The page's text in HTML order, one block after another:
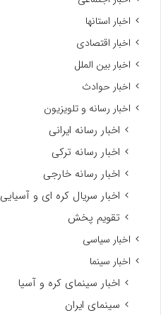
اخبار استانها
اخبار اقتصادی
اخبار بین الملل
اخبار حوادث
اخبار رسانه و تلویزیون
اخبار رسانه ایرانی
اخبار رسانه ترکی
اخبار رسانه خارجی
اخبار سریال کره ای و آسیایی
تقویم پخش
اخبار سیاسی
اخبار سینما
اخبار سینمای کره و آسیا
سینمای ایران